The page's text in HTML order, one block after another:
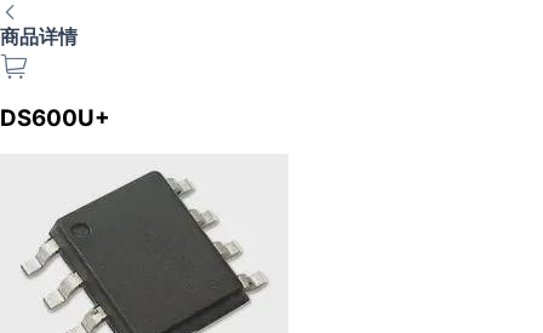
商品详情
DS600U+